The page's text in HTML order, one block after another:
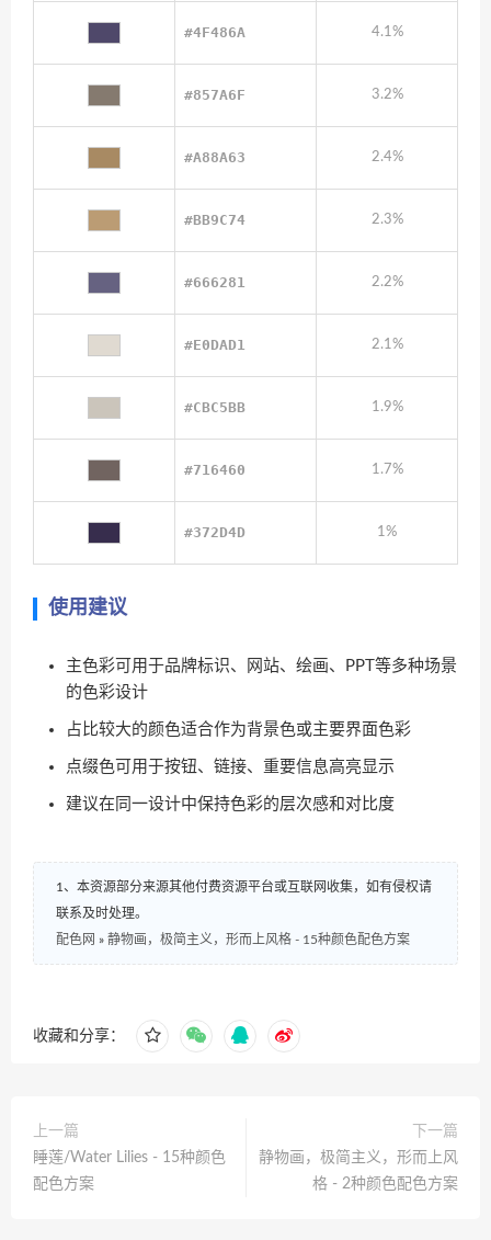
#4F486A 4.1%
#857A6F 3.2%
#A88A63 2.4%
#BB9C74 2.3%
#666281 2.2%
#E0DAD1 2.1%
#CBC5BB 1.9%
#716460 1.7%
#372D4D 1%
使用建议
主色彩可用于品牌标识、网站、绘画、PPT等多种场景
的色彩设计
占比较大的颜色适合作为背景色或主要界面色彩
点缀色可用于按钮、链接、重要信息高亮显示
建议在同一设计中保持色彩的层次感和对比度
1、本资源部分来源其他付费资源平台或互联网收集，如有侵权请
联系及时处理。
配色网 » 静物画，极简主义，形而上风格 - 15种颜色配色方案
收藏和分享：
上一篇
睡莲/Water Lilies - 15种颜色
配色方案
下一篇
静物画，极简主义，形而上风
格 - 2种颜色配色方案